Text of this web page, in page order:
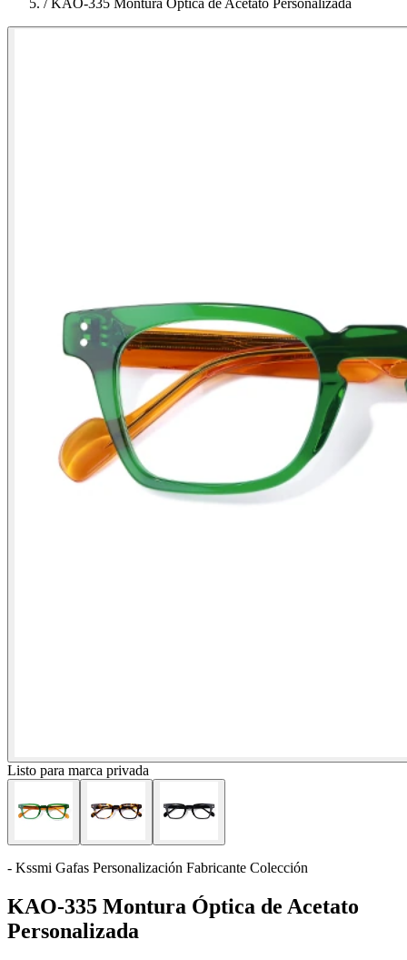
/KAO-335 Montura Óptica de Acetato Personalizada
Listo para marca privada
- Kssmi Gafas Personalización Fabricante Colección
KAO-335 Montura Óptica de Acetato
Personalizada